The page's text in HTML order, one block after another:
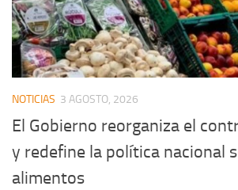
NOTICIAS 3 AGOSTO, 2026
El Gobierno reorganiza el
y redefine la política nacional
alimentos